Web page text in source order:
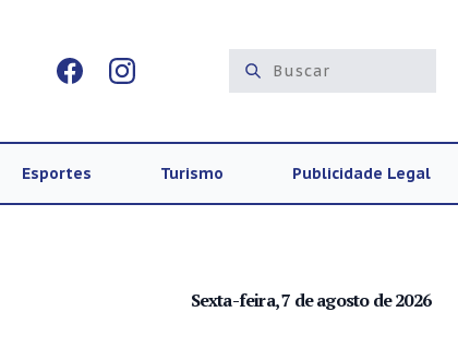
Esportes Turismo Publicidade Legal
Sexta-feira, 7 de agosto de 2026